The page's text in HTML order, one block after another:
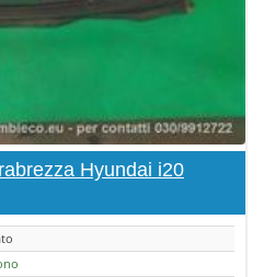
Hyundai i20